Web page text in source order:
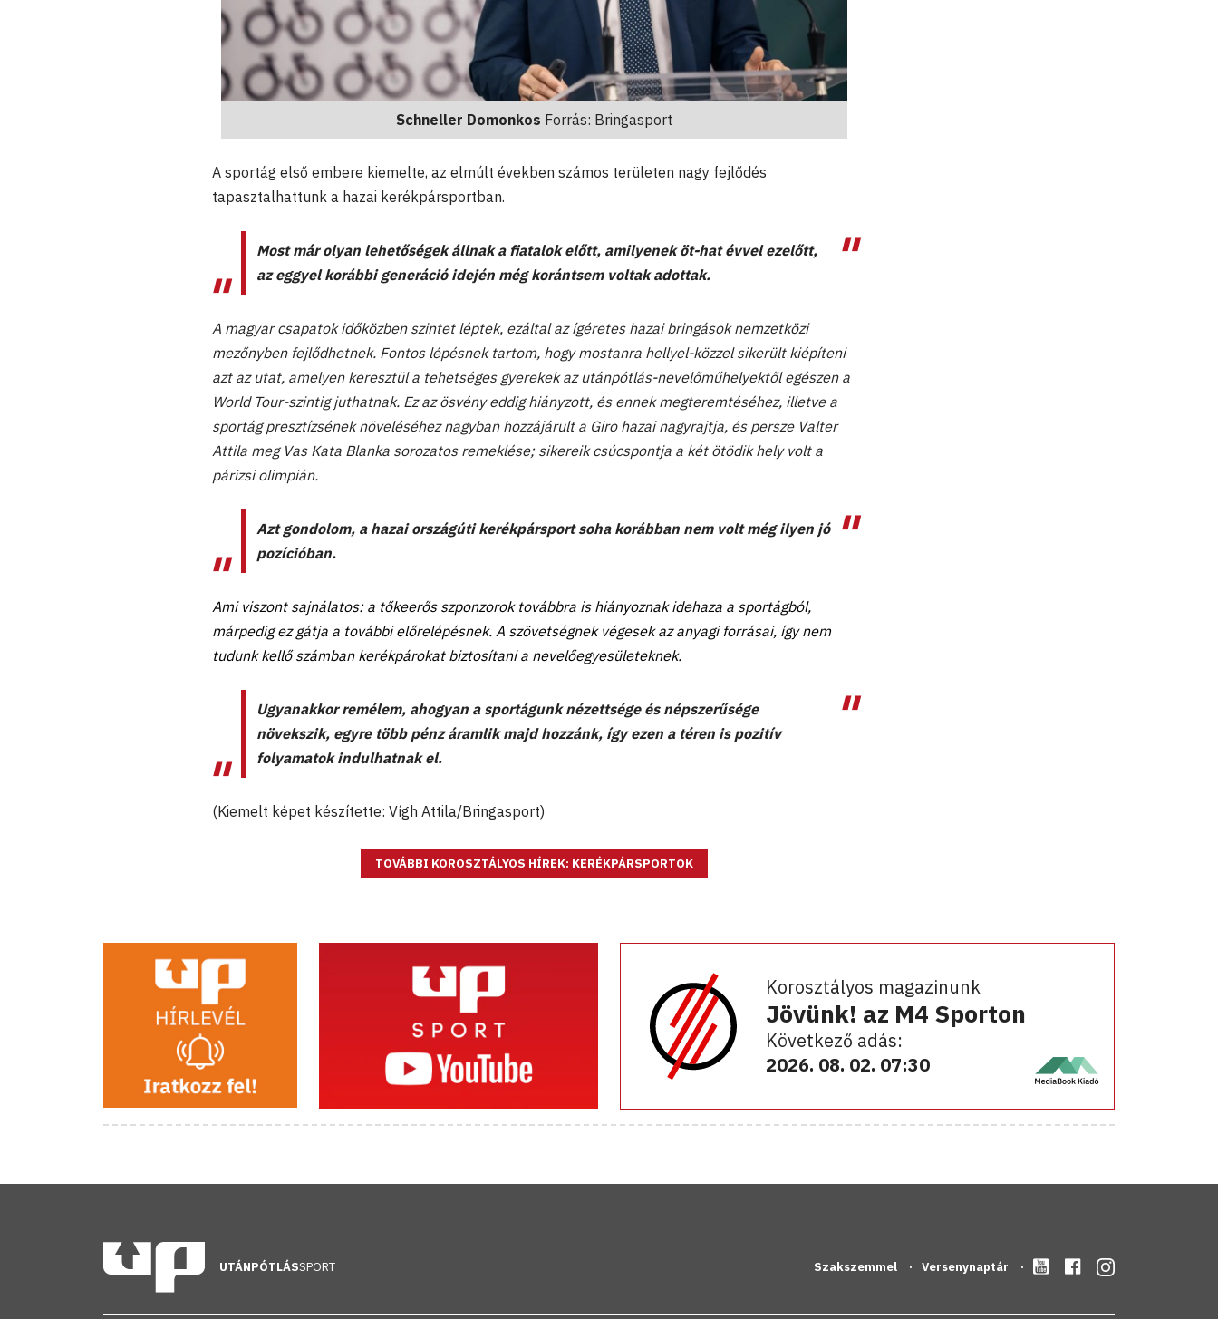
Schneller Domonkos Forrás: Bringasport
A sportág első embere kiemelte, az elmúlt években számos területen nagy fejlődés
tapasztalhattunk a hazai kerékpársportban.
Most már olyan lehetőségek állnak a fiatalok előtt, amilyenek öt-hat évvel ezelőtt,
az eggyel korábbi generáció idején még korántsem voltak adottak.
A magyar csapatok időközben szintet léptek, ezáltal az ígéretes hazai bringások nemzetközi
mezőnyben fejlődhetnek. Fontos lépésnek tartom, hogy mostanra hellyel-közzel sikerült kiépíteni
azt az utat, amelyen keresztül a tehetséges gyerekek az utánpótlás-nevelőműhelyektől egészen a
World Tour-szintig juthatnak. Ez az ösvény eddig hiányzott, és ennek megteremtéséhez, illetve a
sportág presztízsének növeléséhez nagyban hozzájárult a Giro hazai nagyrajtja, és persze Valter
Attila meg Vas Kata Blanka sorozatos remeklése; sikereik csúcspontja a két ötödik hely volt a
párizsi olimpián.
Azt gondolom, a hazai országúti kerékpársport soha korábban nem volt még ilyen jó
pozícióban.
Ami viszont sajnálatos: a tőkeerős szponzorok továbbra is hiányoznak idehaza a sportágból,
márpedig ez gátja a további előrelépésnek. A szövetségnek végesek az anyagi forrásai, így nem
tudunk kellő számban kerékpárokat biztosítani a nevelőegyesületeknek.
Ugyanakkor remélem, ahogyan a sportágunk nézettsége és népszerűsége
növekszik, egyre több pénz áramlik majd hozzánk, így ezen a téren is pozitív
folyamatok indulhatnak el.
(Kiemelt képet készítette: Vígh Attila/Bringasport)
TOVÁBBI KOROSZTÁLYOS HÍREK: KERÉKPÁRSPORTOK
Korosztályos magazinunk
Jövünk! az M4 Sporton
Következő adás:
2026. 08. 02. 07:30
UTÁNPÓTLÁSSPORT Szakszemmel Versenynaptár